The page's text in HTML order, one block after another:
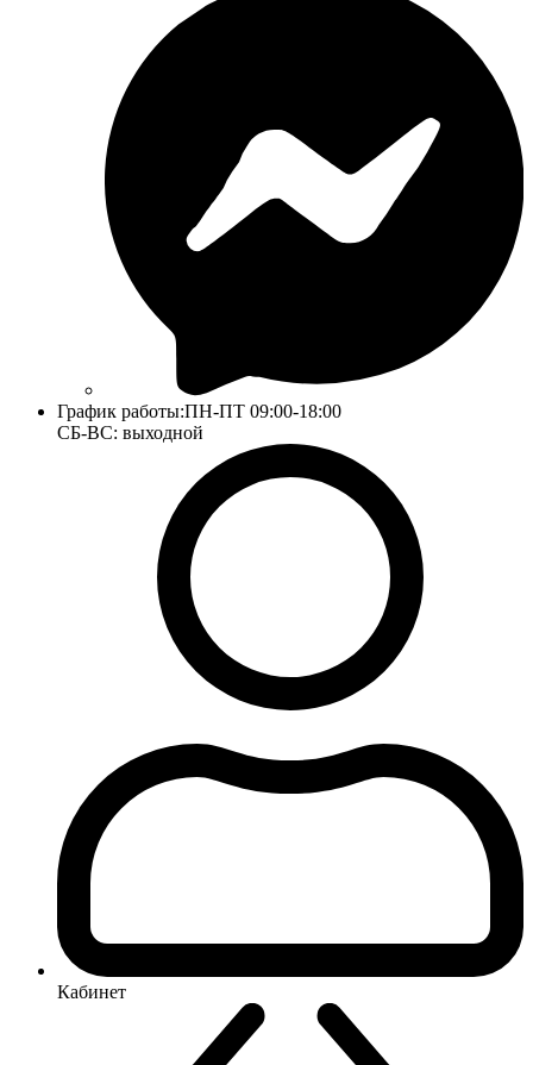
График работы:ПН-ПТ 09:00-18:00
СБ-ВС: выходной
Кабинет